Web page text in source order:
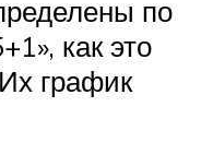
по
как это
график